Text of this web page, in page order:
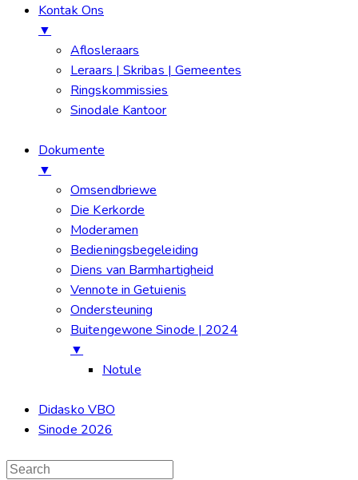
Kontak Ons
▼
Aflosleraars
Leraars | Skribas | Gemeentes
Ringskommissies
Sinodale Kantoor
Dokumente
▼
Omsendbriewe
Die Kerkorde
Moderamen
Bedieningsbegeleiding
Diens van Barmhartigheid
Vennote in Getuienis
Ondersteuning
Buitengewone Sinode | 2024
▼
Notule
Didasko VBO
Sinode 2026